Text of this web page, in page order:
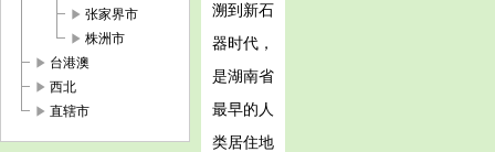
play_arrow 张家界市
play_arrow 株洲市
play_arrow 台港澳
play_arrow 西北
play_arrow 直辖市
溯到新石
器时代，
是湖南省
最早的人
类居住地